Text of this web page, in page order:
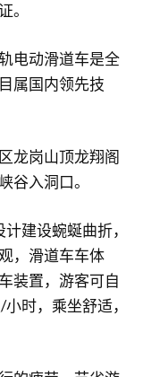
。
电动滑道车是全
属国内领先技
龙岗山顶龙翔阁
谷入洞口。
建设蜿蜒曲折，
，滑道车车体
装置，游客可自
时，乘坐舒适，